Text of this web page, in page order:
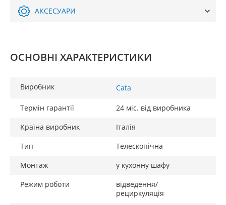
АКСЕСУАРИ
ОСНОВНІ ХАРАКТЕРИСТИКИ
Виробник Cata
Термін гарантії
24 міс. від виробника
Країна виробник
Італія
Тип
Телескопічна
Монтаж
у кухонну шафу
Режим роботи
відведення/
рециркуляція